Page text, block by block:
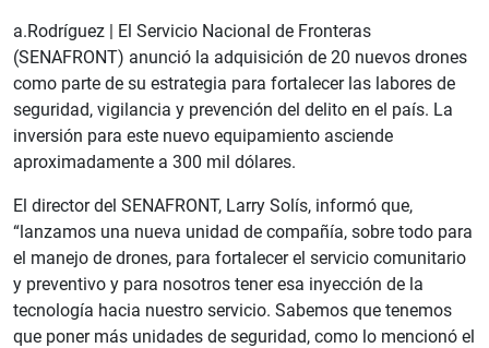
a.Rodríguez | El Servicio Nacional de Fronteras
(SENAFRONT) anunció la adquisición de 20 nuevos drones
como parte de su estrategia para fortalecer las labores de
seguridad, vigilancia y prevención del delito en el país. La
inversión para este nuevo equipamiento asciende
aproximadamente a 300 mil dólares.
El director del SENAFRONT, Larry Solís, informó que,
“lanzamos una nueva unidad de compañía, sobre todo para
el manejo de drones, para fortalecer el servicio comunitario
y preventivo y para nosotros tener esa inyección de la
tecnología hacia nuestro servicio. Sabemos que tenemos
que poner más unidades de seguridad, como lo mencionó el